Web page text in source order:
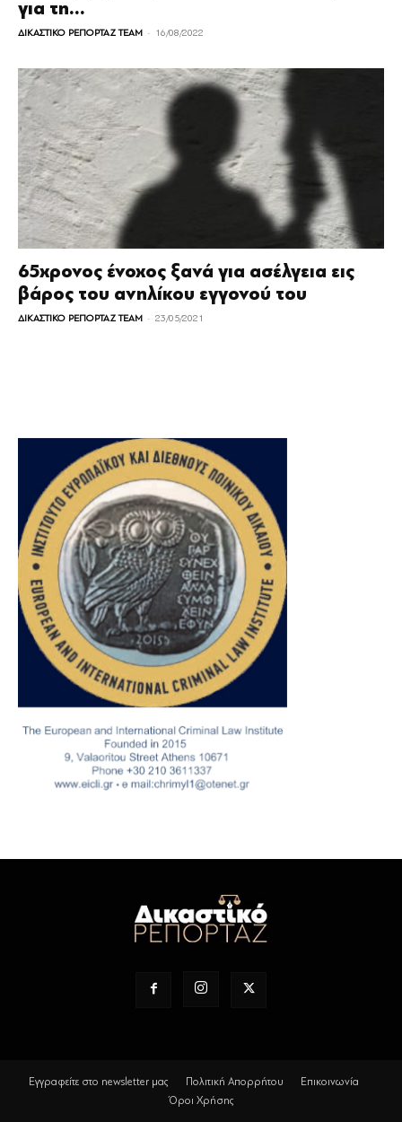
για τη...
ΔΙΚΑΣΤΙΚΟ ΡΕΠΟΡΤΑΖ TEAM - 16/08/2022
65χρονος ένοχος ξανά για ασέλγεια εις
βάρος του ανηλίκου εγγονού του
ΔΙΚΑΣΤΙΚΟ ΡΕΠΟΡΤΑΖ TEAM - 23/05/2021
Εγγραφείτε στο newsletter μας Πολιτική Απορρήτου
Επικοινωνία
Όροι Χρήσης